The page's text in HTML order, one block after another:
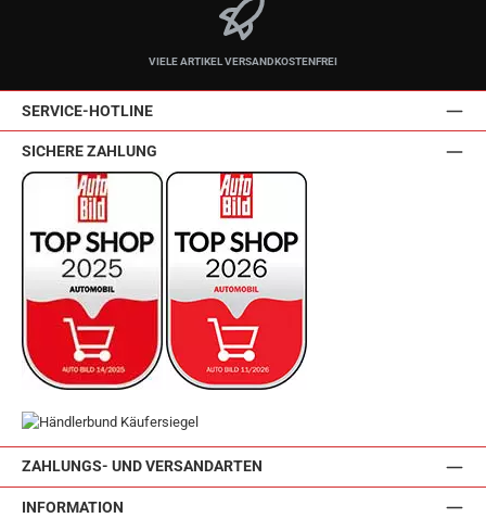
VIELE ARTIKEL VERSANDKOSTENFREI
SERVICE-HOTLINE
ZAHLUNGS- UND VERSANDARTEN
INFORMATION
SICHERE ZAHLUNG